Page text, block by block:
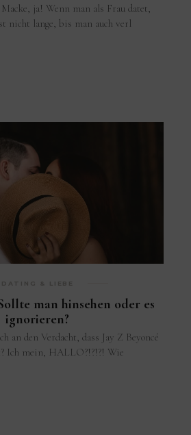
ja! Wenn man als Frau datet,
nicht lange, bis man auch verl
DATING & LIEBE
man hinsehen oder es
ignorieren?
an den Verdacht, dass Jay Z Beyoncé
Ich mein, HALLO?!?!?! Wie